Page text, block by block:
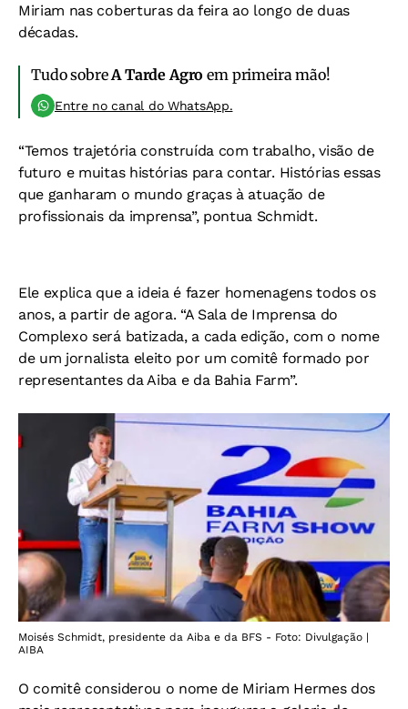
Miriam nas coberturas da feira ao longo de duas
décadas.
Tudo sobreA Tarde Agro em primeira mão!
Entre no canal do WhatsApp.
“Temos trajetória construída com trabalho, visão de
futuro e muitas histórias para contar. Histórias essas
que ganharam o mundo graças à atuação de
profissionais da imprensa”, pontua Schmidt.
Ele explica que a ideia é fazer homenagens todos os
anos, a partir de agora. “A Sala de Imprensa do
Complexo será batizada, a cada edição, com o nome
de um jornalista eleito por um comitê formado por
representantes da Aiba e da Bahia Farm”.
Moisés Schmidt, presidente da Aiba e da BFS - Foto: Divulgação |
AIBA
O comitê considerou o nome de Miriam Hermes dos